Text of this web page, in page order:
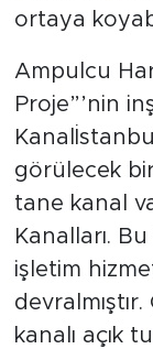
ortaya
Ampulcu
Proje”’nin
görülecek
tane kanal
Kanalları.
işletim
kanalı açık